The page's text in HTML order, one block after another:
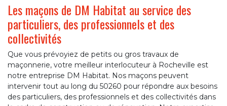
Les maçons de DM Habitat au service des
particuliers, des professionnels et des
collectivités
Que vous prévoyiez de petits ou gros travaux de
maçonnerie, votre meilleur interlocuteur à Rocheville est
notre entreprise DM Habitat. Nos maçons peuvent
intervenir tout au long du 50260 pour répondre aux besoins
des particuliers, des professionnels et des collectivités dans